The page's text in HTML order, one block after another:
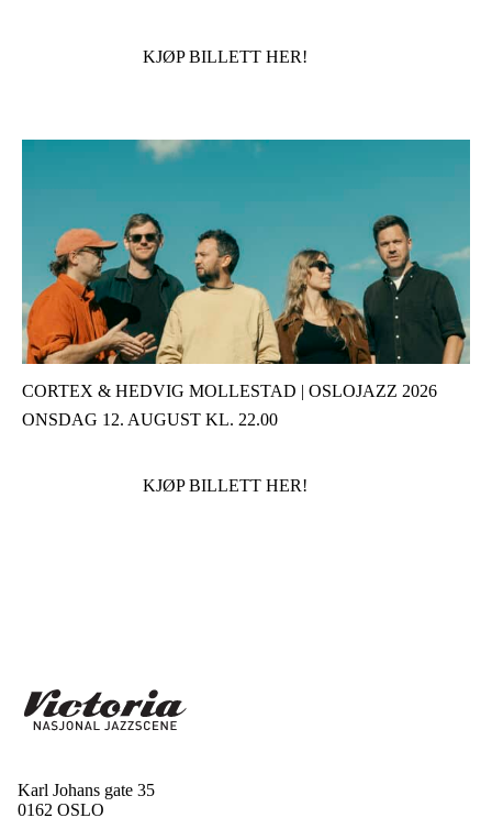
KJØP BILLETT HER!
CORTEX & HEDVIG MOLLESTAD | OSLOJAZZ 2026
ONSDAG 12. AUGUST KL. 22.00
KJØP BILLETT HER!
Karl Johans gate 35
0162 OSLO